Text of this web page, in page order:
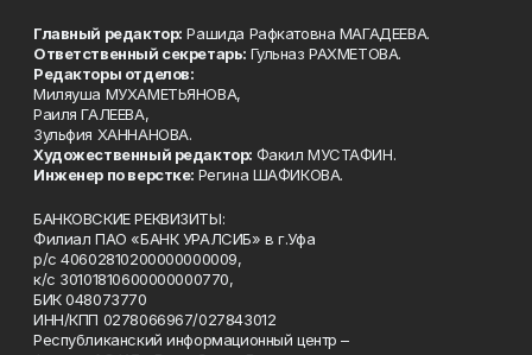
Главный редактор: Рашида Рафкатовна МАГАДЕЕВА.
Ответственный секретарь: Гульназ РАХМЕТОВА.
Редакторы отделов:
Миляуша МУХАМЕТЬЯНОВА,
Раиля ГАЛЕЕВА,
Зульфия ХАННАНОВА.
Художественный редактор: Факил МУСТАФИН.
Инженер по верстке: Регина ШАФИКОВА.
БАНКОВСКИЕ РЕКВИЗИТЫ:
Филиал ПАО «БАНК УРАЛСИБ» в г.Уфа
р/с 40602810200000000009,
к/с 30101810600000000770,
БИК 048073770
ИНН/КПП 0278066967/027843012
Республиканский информационный центр –